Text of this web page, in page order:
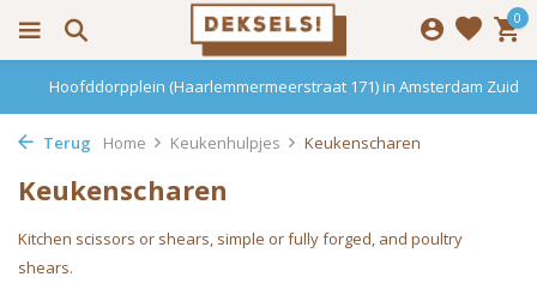
0
Hoofddorpplein (Haarlemmermeerstraat 171) in Amsterdam Zuid
Terug Home Keukenhulpjes Keukenscharen
Keukenscharen
Kitchen scissors or shears, simple or fully forged, and poultry
shears.